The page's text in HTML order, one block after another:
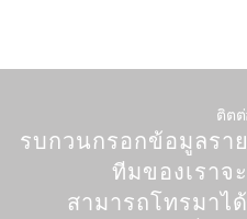
ติตต่
รบกวนกรอกข้อมูลรา
ทีมของเราจ
สามารถโทรมาไ